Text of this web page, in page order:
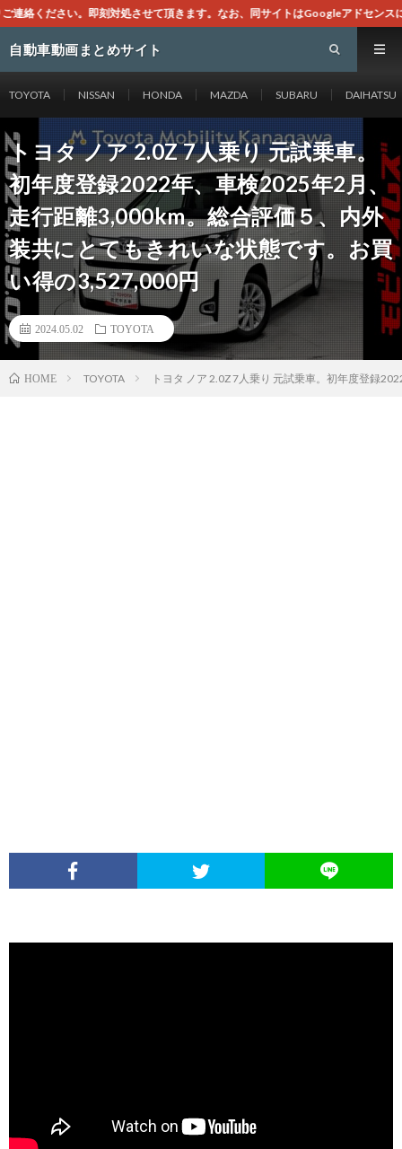
ます。なお、同サイトはGoogleアドセンスによる広告を掲載しております。
自動車動画まとめサイト
TOYOTA NISSAN HONDA MAZDA SUBARU DAIHATSU
トヨタ ノア 2.0Z 7人乗り 元試乗車。
初年度登録2022年、車検2025年2月、
走行距離3,000km。総合評価５、内外
装共にとてもきれいな状態です。お買
い得の3,527,000円
2024.05.02 TOYOTA
HOME TOYOTA トヨタ ノア 2.0Z 7人乗り 元試乗車。初年度登録